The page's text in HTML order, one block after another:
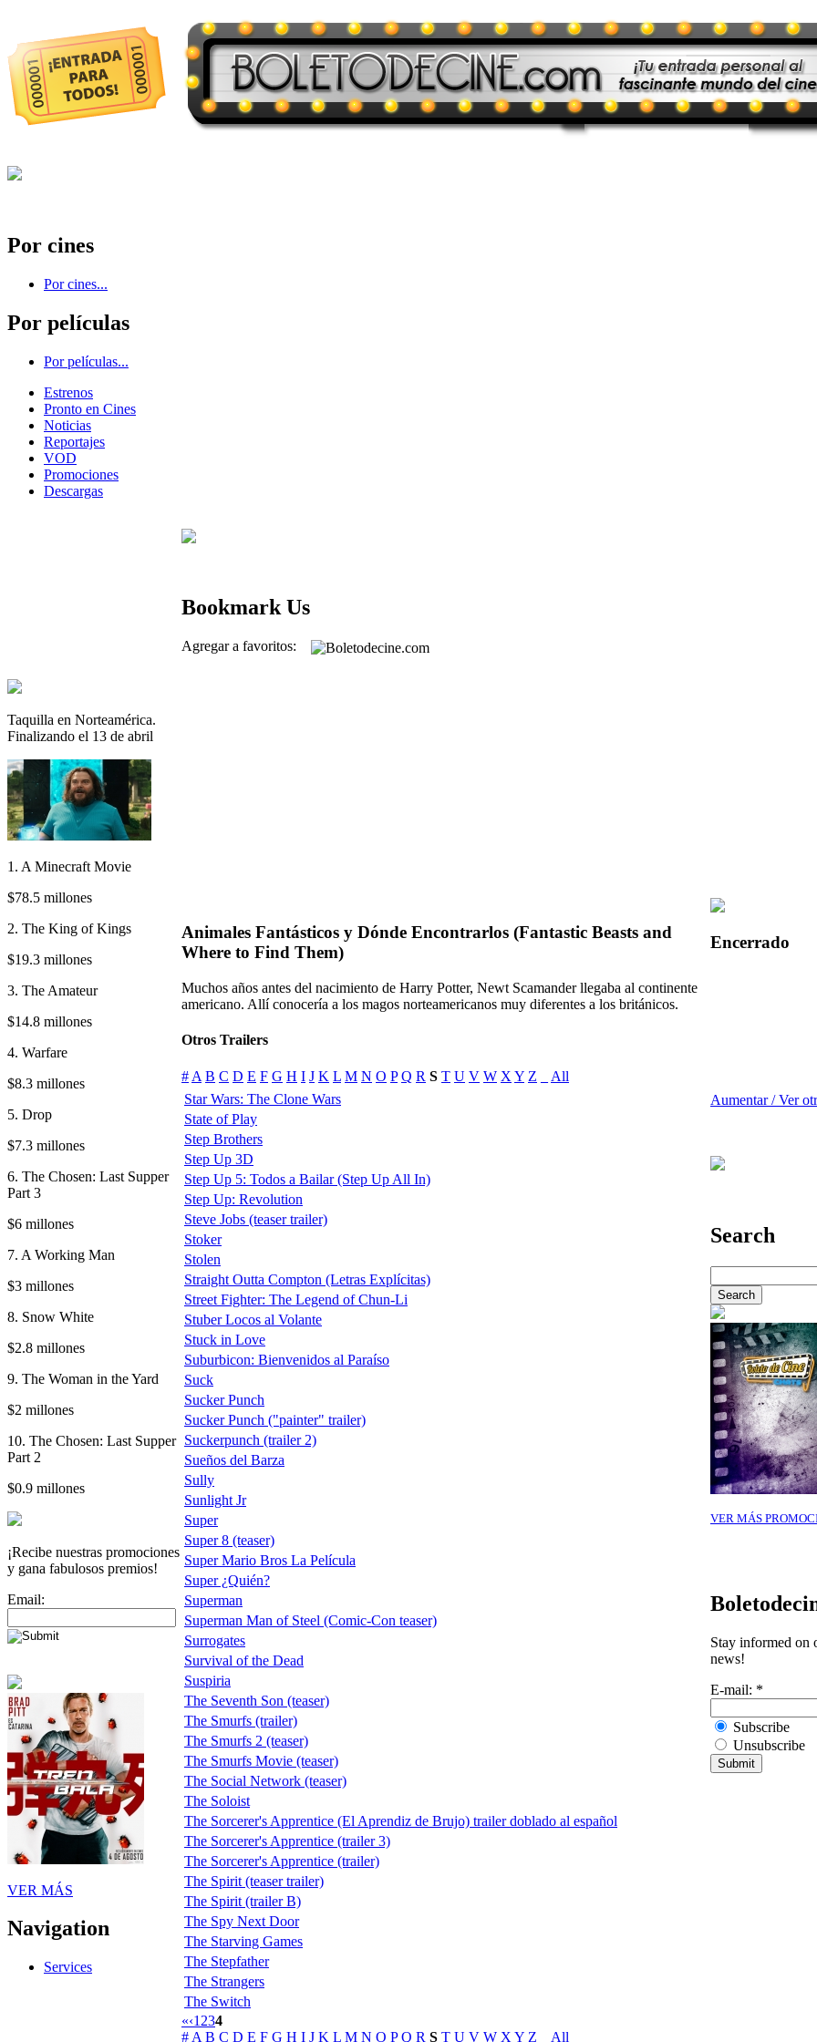
Por cines
Por cines...
Por películas
Por películas...
Estrenos
Pronto en Cines
Noticias
Reportajes
VOD
Promociones
Descargas
Taquilla en Norteamérica.
Finalizando el 13 de abril
1. A Minecraft Movie
$78.5 millones
2. The King of Kings
$19.3 millones
3. The Amateur
$14.8 millones
4. Warfare
$8.3 millones
5. Drop
$7.3 millones
6. The Chosen: Last Supper
Part 3
$6 millones
7. A Working Man
$3 millones
8. Snow White
$2.8 millones
9. The Woman in the Yard
$2 millones
10. The Chosen: Last Supper
Part 2
$0.9 millones
¡Recibe nuestras promociones
y gana fabulosos premios!
Email:
VER MÁS
Navigation
Services
Bookmark Us
Agregar a favoritos:
Animales Fantásticos y Dónde Encontrarlos (Fantastic Beasts and
Where to Find Them)
Muchos años antes del nacimiento de Harry Potter, Newt Scamander llegaba al continente
americano. Allí conocería a los magos norteamericanos muy diferentes a los británicos.
Otros Trailers
# A B C D E F G H I J K L M N O P Q R S T U V W X Y Z
All
Star Wars: The Clone Wars
State of Play
Step Brothers
Step Up 3D
Step Up 5: Todos a Bailar (Step Up All In)
Step Up: Revolution
Steve Jobs (teaser trailer)
Stoker
Stolen
Straight Outta Compton (Letras Explícitas)
Street Fighter: The Legend of Chun-Li
Stuber Locos al Volante
Stuck in Love
Suburbicon: Bienvenidos al Paraíso
Suck
Sucker Punch
Sucker Punch ("painter" trailer)
Suckerpunch (trailer 2)
Sueños del Barza
Sully
Sunlight Jr
Super
Super 8 (teaser)
Super Mario Bros La Película
Super ¿Quién?
Superman
Superman Man of Steel (Comic-Con teaser)
Surrogates
Survival of the Dead
Suspiria
The Seventh Son (teaser)
The Smurfs (trailer)
The Smurfs 2 (teaser)
The Smurfs Movie (teaser)
The Social Network (teaser)
The Soloist
The Sorcerer's Apprentice (El Aprendiz de Brujo) trailer doblado al español
The Sorcerer's Apprentice (trailer 3)
The Sorcerer's Apprentice (trailer)
The Spirit (teaser trailer)
The Spirit (trailer B)
The Spy Next Door
The Starving Games
The Stepfather
The Strangers
The Switch
«‹1 234
# A B C D E F G H I J K L M N O P Q R S T U V W X Y Z All
Encerrado
Aumentar / Ver
Search
VER MÁS
Stay informed on
news!
E-mail: *
Subscribe
Unsubscribe